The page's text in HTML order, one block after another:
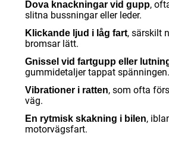
Dova knackningar vid gupp,
slitna bussningar eller leder.
Klickande ljud i låg fart, särskilt
bromsar lätt.
Gnissel vid fartgupp eller
gummidetaljer tappat spänningen.
Vibrationer i ratten, som ofta
väg.
En rytmisk skakning i bilen,
motorvägsfart.